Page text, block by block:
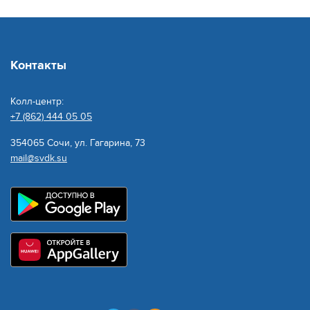
Контакты
Колл-центр:
+7 (862) 444 05 05
354065 Сочи, ул. Гагарина, 73
mail@svdk.su